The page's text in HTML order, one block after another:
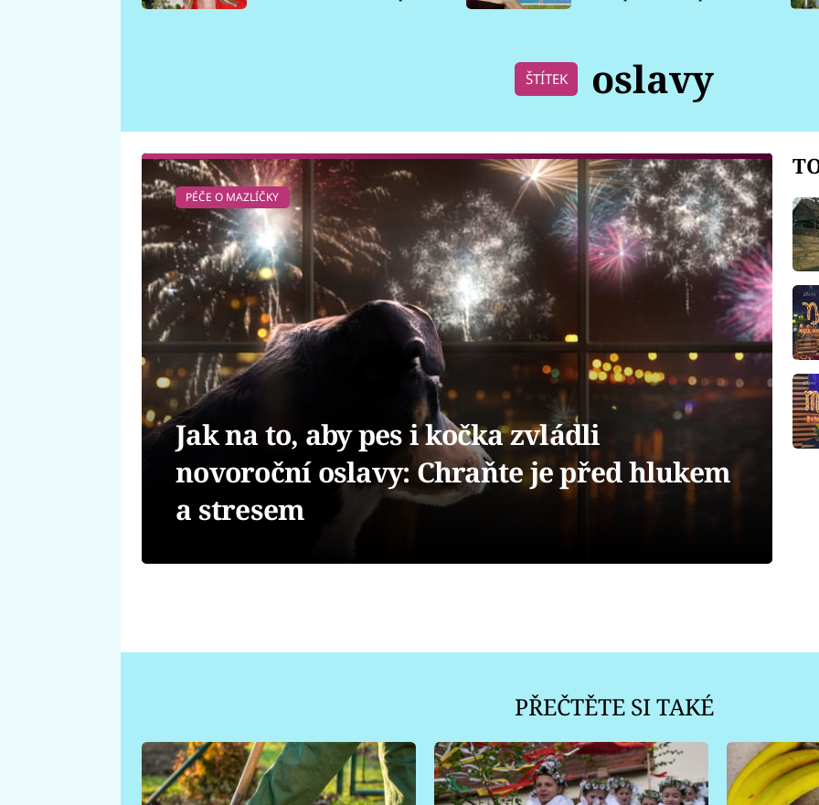
ŠTÍTEK oslavy
PÉČE O MAZLÍČKY
Jak na to, aby pes i kočka zvládli
novoroční oslavy: Chraňte je před hlukem
a stresem
PŘEČTĚTE SI TAKÉ